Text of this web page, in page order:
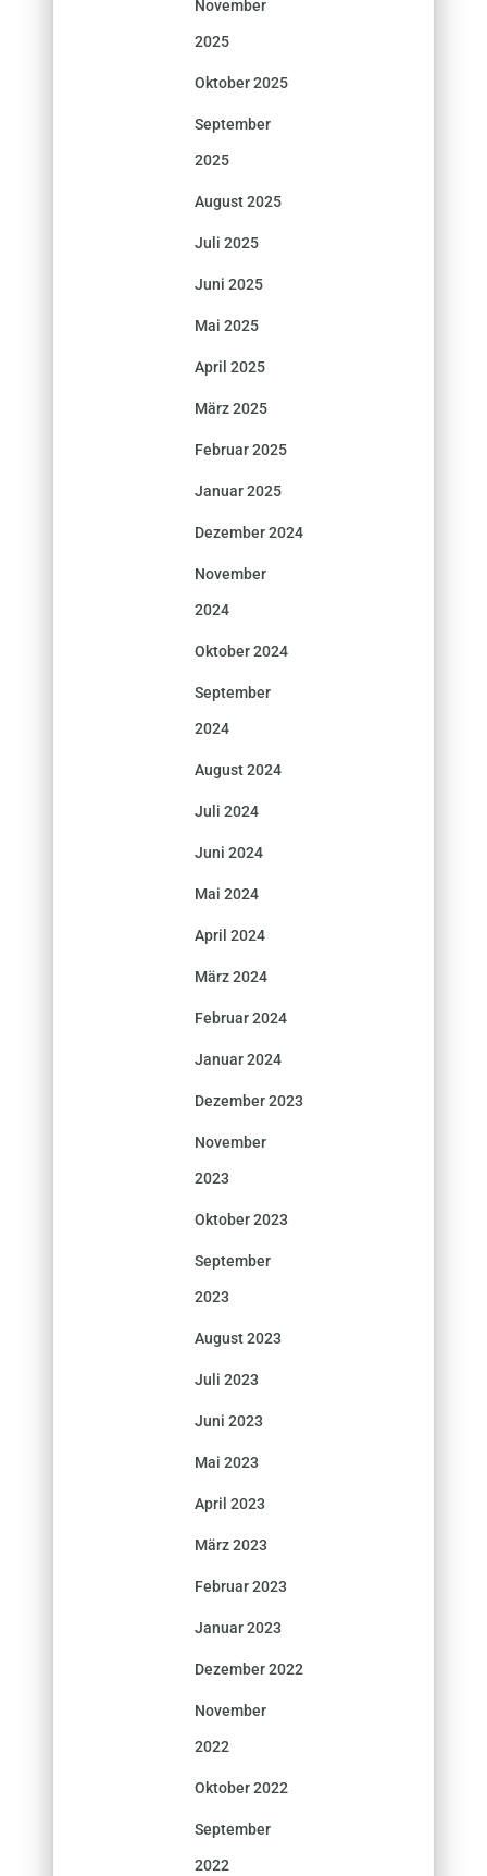
November
2025
Oktober 2025
September
2025
August 2025
Juli 2025
Juni 2025
Mai 2025
April 2025
März 2025
Februar 2025
Januar 2025
Dezember 2024
November
2024
Oktober 2024
September
2024
August 2024
Juli 2024
Juni 2024
Mai 2024
April 2024
März 2024
Februar 2024
Januar 2024
Dezember 2023
November
2023
Oktober 2023
September
2023
August 2023
Juli 2023
Juni 2023
Mai 2023
April 2023
März 2023
Februar 2023
Januar 2023
Dezember 2022
November
2022
Oktober 2022
September
2022